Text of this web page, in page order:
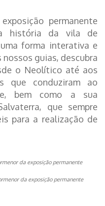
permanente
história da vila de
forma interativa e
guias, descubra
o Neolítico até aos
que conduziram ao
bem como a sua
que sempre
para a realização de
da exposição permanente
da exposição permanente